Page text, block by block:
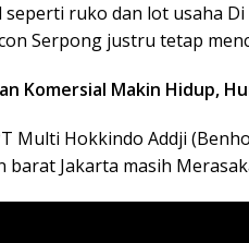
ruko dan lot usaha Di
Serpong justru tetap
Komersial Makin Hidup,
Multi Hokkindo Addji
barat Jakarta masih